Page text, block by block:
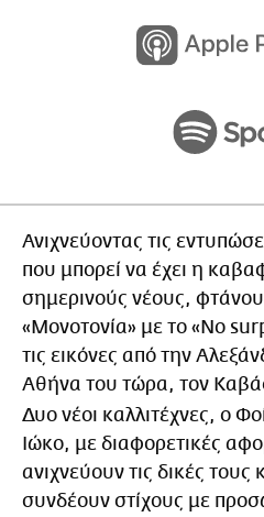
Ανιχνεύοντας τις
που μπορεί να έχει η
σημερινούς νέους,
«Μονοτονία» με το «No
τις εικόνες από την
Αθήνα του τώρα, τον
Δυο νέοι καλλιτέχνες, ο
Ιώκο, με διαφορετικές
ανιχνεύουν τις δικές
συνδέουν στίχους με